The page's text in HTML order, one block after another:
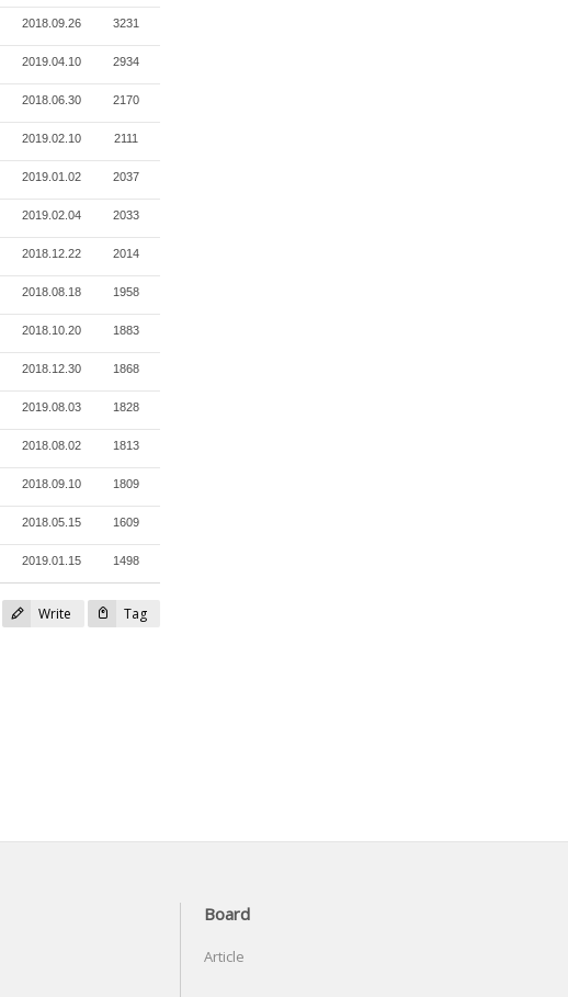
2018.09.26 3231
2019.04.10 2934
2018.06.30 2170
2019.02.10 2111
2019.01.02 2037
2019.02.04 2033
2018.12.22 2014
2018.08.18 1958
2018.10.20 1883
2018.12.30 1868
2019.08.03 1828
2018.08.02 1813
2018.09.10 1809
2018.05.15 1609
2019.01.15 1498
Write Tag
Board
Article